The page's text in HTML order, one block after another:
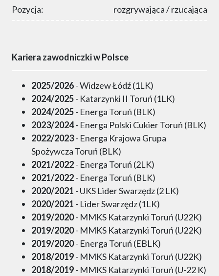
Pozycja: rozgrywająca / rzucająca
Kariera zawodniczki w Polsce
2025/2026- Widzew Łódź (1LK)
2024/2025- Katarzynki II Toruń (1LK)
2024/2025- Energa Toruń (BLK)
2023/2024- Energa Polski Cukier Toruń (BLK)
2022/2023- Energa Krajowa Grupa
Spożywcza Toruń (BLK)
2021/2022- Energa Toruń (2LK)
2021/2022- Energa Toruń (BLK)
2020/2021 - UKS Lider Swarzędz (2 LK)
2020/2021 - Lider Swarzędz (1LK)
2019/2020- MMKS Katarzynki Toruń (U22K)
2019/2020- MMKS Katarzynki Toruń (U22K)
2019/2020- Energa Toruń (EBLK)
2018/2019- MMKS Katarzynki Toruń (U22K)
2018/2019- MMKS Katarzynki Toruń (U-22 K)